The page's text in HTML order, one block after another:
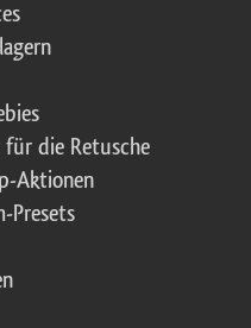
für die Retusche
Aktionen
Presets